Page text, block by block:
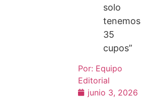
solo
tenemos
35
cupos”
Por: Equipo
Editorial
junio 3, 2026